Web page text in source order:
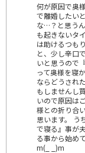
何が原因で奥
で離婚したい
な…？と思う
も起きないタ
は助けるつも
と、少し辛口
いと思うので
って奥様を寝
ならどうされ
もしませんし
いので原因は
様との折り合
思います。 う
で寝る』事が
る事から始め
m(_ _)m